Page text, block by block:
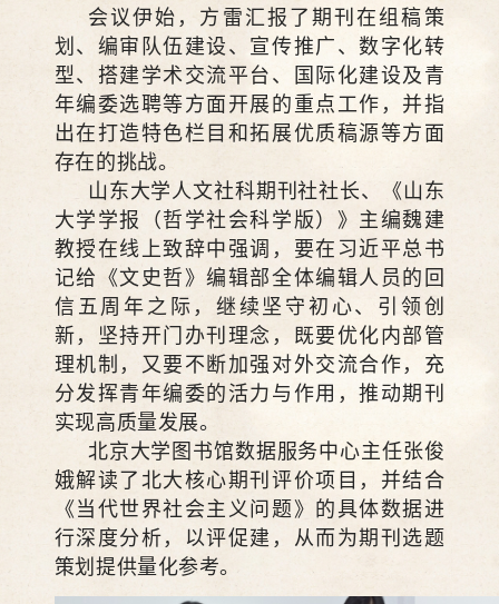
会议伊始，方雷汇报了期刊在组稿策
划、编审队伍建设、宣传推广、数字化转
型、搭建学术交流平台、国际化建设及青
年编委选聘等方面开展的重点工作，并指
出在打造特色栏目和拓展优质稿源等方面
存在的挑战。
山东大学人文社科期刊社社长、《山东
大学学报（哲学社会科学版）》主编魏建
教授在线上致辞中强调，要在习近平总书
记给《文史哲》编辑部全体编辑人员的回
信五周年之际，继续坚守初心、引领创
新，坚持开门办刊理念，既要优化内部管
理机制，又要不断加强对外交流合作，充
分发挥青年编委的活力与作用，推动期刊
实现高质量发展。
北京大学图书馆数据服务中心主任张俊
娥解读了北大核心期刊评价项目，并结合
《当代世界社会主义问题》的具体数据进
行深度分析，以评促建，从而为期刊选题
策划提供量化参考。